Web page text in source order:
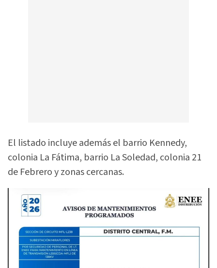
El listado incluye además el barrio Kennedy,
colonia La Fátima, barrio La Soledad, colonia 21
de Febrero y zonas cercanas.